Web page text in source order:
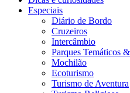
Especiais
Diário de Bordo
Cruzeiros
Intercâmbio
Parques Temáticos
Mochilão
Ecoturismo
Turismo de Aventura